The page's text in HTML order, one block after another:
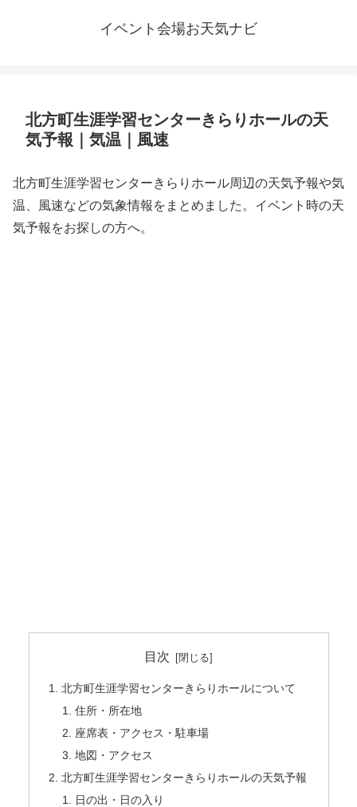
イベント会場お天気ナビ
北方町生涯学習センターきらりホールの天
気予報｜気温｜風速
北方町生涯学習センターきらりホール周辺の天気予報や気
温、風速などの気象情報をまとめました。イベント時の天
気予報をお探しの方へ。
目次
北方町生涯学習センターきらりホールについて
住所・所在地
座席表・アクセス・駐車場
地図・アクセス
北方町生涯学習センターきらりホールの天気予報
日の出・日の入り